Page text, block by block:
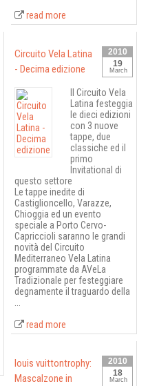
read more
2010
19
March
Circuito Vela Latina
- Decima edizione
Il Circuito Vela
Latina festeggia
le dieci edizioni
con 3 nuove
tappe, due
classiche ed il
primo
Invitational di
questo settore
Le tappe inedite di
Castiglioncello, Varazze,
Chioggia ed un evento
speciale a Porto Cervo-
Capriccioli saranno le grandi
novità del Circuito
Mediterraneo Vela Latina
programmate da AVeLa
Tradizionale per festeggiare
degnamente il traguardo della
read more
2010
18
March
louis vuittontrophy:
Mascalzone in